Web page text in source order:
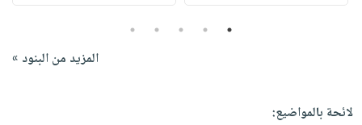
1
2
3
4
5
المزيد من البنود »
لائحة بالمواضيع: